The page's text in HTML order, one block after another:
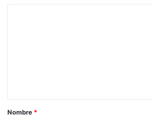
Nombre *